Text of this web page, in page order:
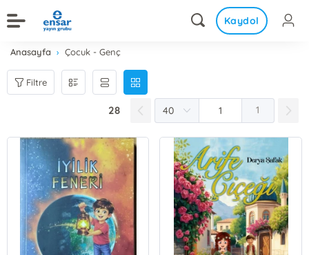
Kaydol
Anasayfa Çocuk - Genç
Filtre
28 1